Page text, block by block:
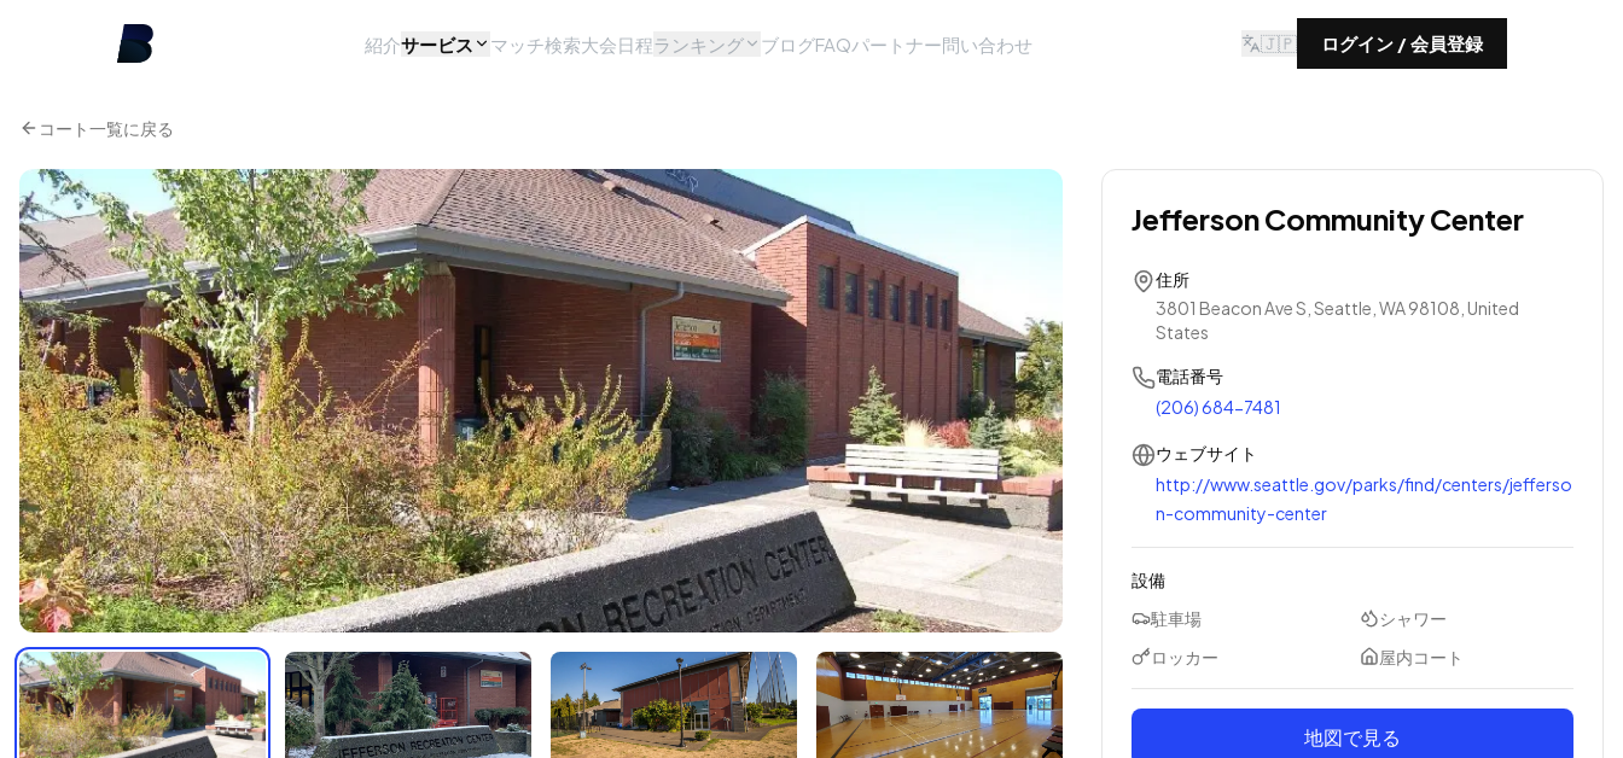
紹介サービス マッチ検索大会日程ランキング ブログFAQパートナー問い合わせ 🇯🇵 ログイン / 会員登録
コート一覧に戻る
Jefferson Community Center
住所
3801 Beacon Ave S, Seattle, WA 98108, United
States
電話番号
(206) 684-7481
ウェブサイト
http://www.seattle.gov/parks/find/centers/jefferso
n-community-center
設備
駐車場
シャワー
ロッカー
屋内コート
地図で見る